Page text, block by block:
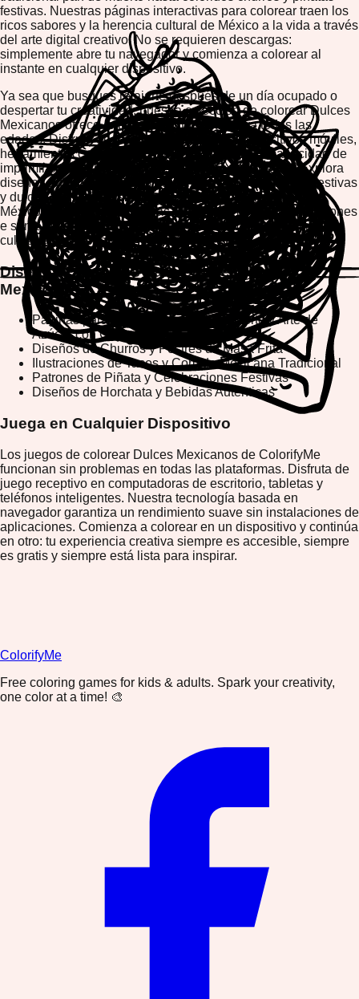
festivas. Nuestras páginas interactivas para colorear traen los
ricos sabores y la herencia cultural de México a la vida a través
del arte digital creativo. No se requieren descargas:
simplemente abre tu navegador y comienza a colorear al
instante en cualquier dispositivo.
Ya sea que busques relajarte después de un día ocupado o
despertar tu creatividad, nuestra colección de colorear Dulces
Mexicanos ofrece entretenimiento sin fin para todas las
edades. Disfruta de juego compatible con dispositivos móviles,
herramientas creativas de nivel profesional y la capacidad de
imprimir o descargar tus obras maestras terminadas. Explora
diseños auténticos de comida mexicana, decoraciones festivas
y dulces tradicionales que celebran la vibrante cultura de
México. Crea hermosas obras de arte, comparte tus creaciones
e sumérgete en un viaje colorido a través de las tradiciones
culinarias mexicanas.
Diseños Populares para Colorear Dulces
Mexicanos
Páginas para Colorear de Pan de Muerto y Arte de
Azúcar con Calaveras
Diseños de Churros y Postres de Masa Frita
Ilustraciones de Tacos y Comida Mexicana Tradicional
Patrones de Piñata y Celebraciones Festivas
Diseños de Horchata y Bebidas Auténticas
Juega en Cualquier Dispositivo
Los juegos de colorear Dulces Mexicanos de ColorifyMe
funcionan sin problemas en todas las plataformas. Disfruta de
juego receptivo en computadoras de escritorio, tabletas y
teléfonos inteligentes. Nuestra tecnología basada en
navegador garantiza un rendimiento suave sin instalaciones de
aplicaciones. Comienza a colorear en un dispositivo y continúa
en otro: tu experiencia creativa siempre es accesible, siempre
es gratis y siempre está lista para inspirar.
ColorifyMe
Free coloring games for kids & adults. Spark your creativity,
one color at a time! 🎨